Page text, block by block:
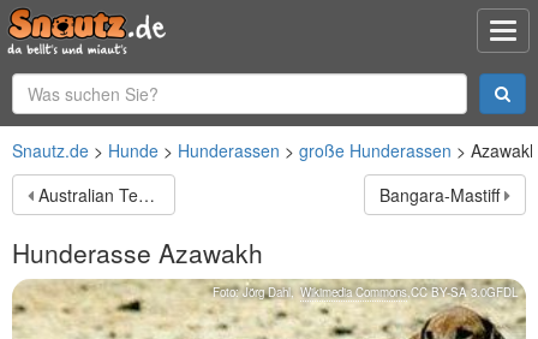
Snautz.de Hunde Hunderassen große Hunderassen
Azawakh
Australian Terrier
Bangara-Mastiff
Hunderasse Azawakh
Foto: Jörg Dahl, Wikimedia Commons,CC BY-SA 3.0GFDL